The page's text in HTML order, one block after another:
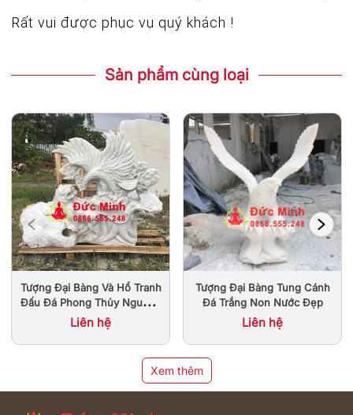
Rất vui được phục vụ quý khách !
Sản phẩm cùng loại
Tượng Đại Bàng Và Hổ Tranh
Đấu Đá Phong Thủy Nguyên
Khối Đẹp
Liên hệ
Tượng Đại Bàng Tung Cánh
Đá Trắng Non Nước Đẹp
Liên hệ
Xem thêm